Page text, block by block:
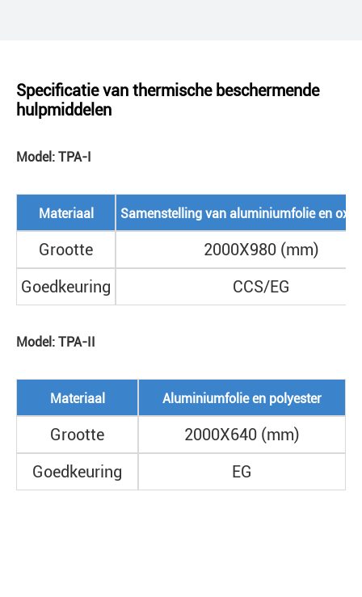
Specificatie van thermische beschermende
hulpmiddelen
Model: TPA-I
Materiaal Samenstelling van aluminiumfolie en
Grootte
2000X980 (mm)
Goedkeuring
CCS/EG
Model: TPA-II
Materiaal Aluminiumfolie en polyester
Grootte
2000X640 (mm)
Goedkeuring
EG